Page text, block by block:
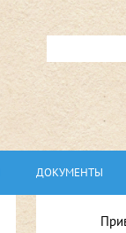
ДОКУМЕНТЫ